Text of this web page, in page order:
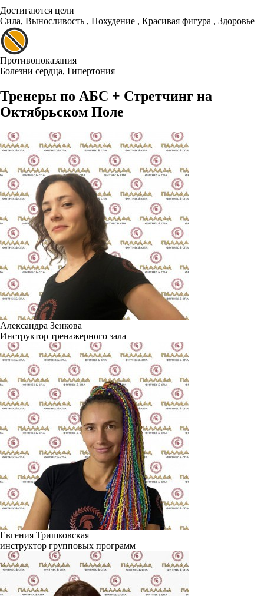
Достигаются цели
Cила, Выносливость , Похудение , Красивая фигура , Здоровье
Противопоказания
Болезни сердца, Гипертония
Тренеры по АБС + Стретчинг на
Октябрьском Поле
Александра Зенкова
Инструктор тренажерного зала
Евгения Тришковская
инструктор групповых программ